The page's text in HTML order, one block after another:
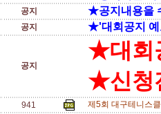
공지 ★공지내용을
공지 ★'대회공지 예
공지
★대회
★신청
941
제5회 대구테니스